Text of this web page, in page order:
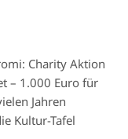
Charity Aktion
– 1.000 Euro für
Jahren
Kultur-Tafel